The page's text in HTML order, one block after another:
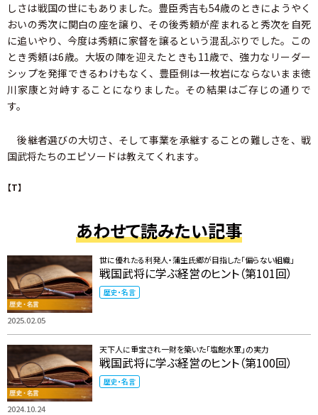
しさは戦国の世にもありました。豊臣秀吉も54歳のときにようやく
おいの秀次に関白の座を譲り、その後秀頼が産まれると秀次を自死
に追いやり、今度は秀頼に家督を譲るという混乱ぶりでした。この
とき秀頼は6歳。大坂の陣を迎えたときも11歳で、強力なリーダー
シップを発揮できるわけもなく、豊臣側は一枚岩にならないまま徳
川家康と対峙することになりました。その結果はご存じの通りで
す。
後継者選びの大切さ、そして事業を承継することの難しさを、戦
国武将たちのエピソードは教えてくれます。
【T】
あわせて読みたい記事
2025.02.05
世に優れたる利発人・蒲生氏郷が目指した「偏らない組織」
戦国武将に学ぶ経営のヒント（第101回）
歴史・名言
2024.10.24
天下人に重宝され一財を築いた「塩飽水軍」の実力
戦国武将に学ぶ経営のヒント（第100回）
歴史・名言